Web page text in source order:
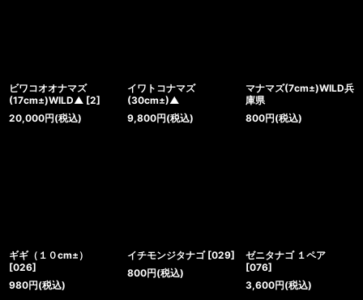
ビワコオオナマズ
(17cm±)WILD▲ [2]
20,000円(税込)
イワトコナマズ
(30cm±)▲
9,800円(税込)
マナマズ(7cm±)WILD兵
庫県
800円(税込)
ギギ（１０cm±）
[026]
980円(税込)
イチモンジタナゴ [029]
800円(税込)
ゼニタナゴ １ペア
[076]
3,600円(税込)